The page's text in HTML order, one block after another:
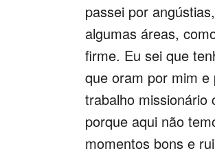
passei por
algumas áreas,
firme. Eu sei que
que oram por mim e
trabalho missionário
porque aqui não
momentos bons e